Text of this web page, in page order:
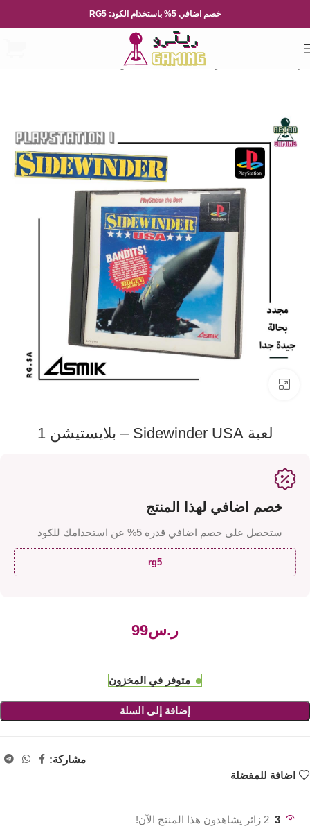
خصم اضافي 5% باستخدام الكود: RG5
Playsation بلايستيشن 1
لعبة Sidewinder USA – بلايستيشن 1
خصم اضافي لهذا المنتج
ستحصل على خصم اضافي قدره 5% عن استخدامك للكود
rg5
ر.س
متوفر في المخزون
إضافة إلى السلة
مشاركة:
اضافة للمفضلة
3 2 زائر يشاهدون هذا المنتج الآن!